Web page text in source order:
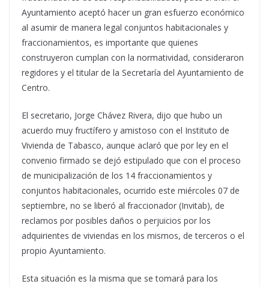
Ayuntamiento aceptó hacer un gran esfuerzo económico
al asumir de manera legal conjuntos habitacionales y
fraccionamientos, es importante que quienes
construyeron cumplan con la normatividad, consideraron
regidores y el titular de la Secretaría del Ayuntamiento de
Centro.
El secretario, Jorge Chávez Rivera, dijo que hubo un
acuerdo muy fructífero y amistoso con el Instituto de
Vivienda de Tabasco, aunque aclaró que por ley en el
convenio firmado se dejó estipulado que con el proceso
de municipalización de los 14 fraccionamientos y
conjuntos habitacionales, ocurrido este miércoles 07 de
septiembre, no se liberó al fraccionador (Invitab), de
reclamos por posibles daños o perjuicios por los
adquirientes de viviendas en los mismos, de terceros o el
propio Ayuntamiento.
Esta situación es la misma que se tomará para los